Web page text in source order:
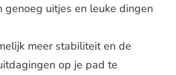
genoeg uitjes en leuke dingen
meer stabiliteit en de
op je pad te